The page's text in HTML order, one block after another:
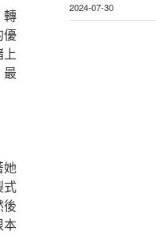
轉
優
上
最
她
式
後
本
2024-07-30